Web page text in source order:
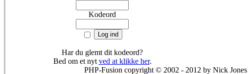
Kodeord
Har du glemt dit kodeord?
Bed om et nyt ved at klikke her.
PHP-Fusion copyright © 2002 - 2012 by Nick Jones